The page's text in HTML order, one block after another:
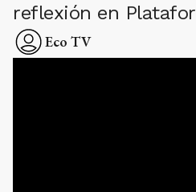
reflexión en
Eco TV